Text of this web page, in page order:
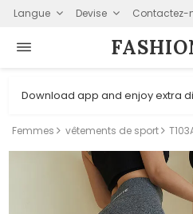
Langue Devise Contactez-
Download app and enjoy extra
Femmes vêtements de sport